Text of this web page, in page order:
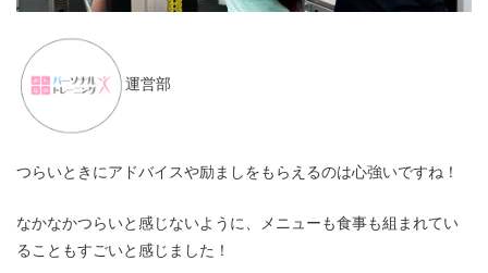
運営部
つらいときにアドバイスや励ましをもらえるのは心強いですね！
なかなかつらいと感じないように、メニューも食事も組まれてい
ることもすごいと感じました！